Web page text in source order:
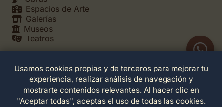
Espacios de Arte
Galerías
Museos
Teatros
Legales
Política de Privacidad
Política de Cookies
Usamos cookies propias y de terceros para mejorar tu
experiencia, realizar análisis de navegación y
mostrarte contenidos relevantes. Al hacer clic en
"Aceptar todas", aceptas el uso de todas las cookies.